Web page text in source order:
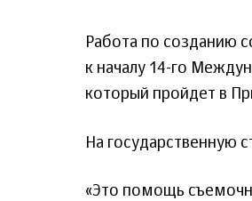
Работа по созданию
к началу 14-го
который пройдет в
На государственную
«Это помощь